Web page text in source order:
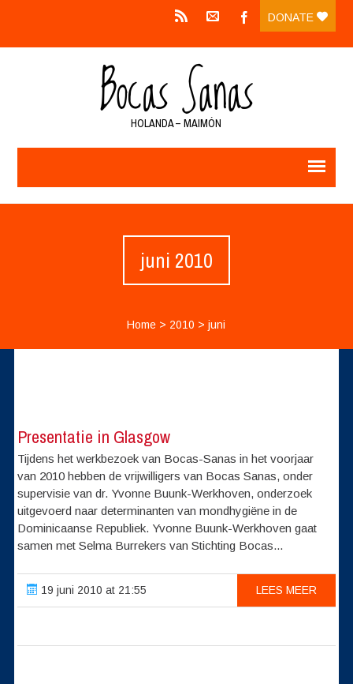
DONATE
HOLANDA – MAIMÓN
juni 2010
Home > 2010 >juni
Presentatie in Glasgow
Tijdens het werkbezoek van Bocas-Sanas in het voorjaar
van 2010 hebben de vrijwilligers van Bocas Sanas, onder
supervisie van dr. Yvonne Buunk-Werkhoven, onderzoek
uitgevoerd naar determinanten van mondhygiëne in de
Dominicaanse Republiek. Yvonne Buunk-Werkhoven gaat
samen met Selma Burrekers van Stichting Bocas...
19 juni 2010 at 21:55 LEES MEER